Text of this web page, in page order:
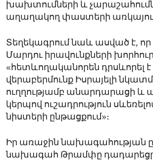
խախտումների և
աղաղակող փաստերի
Տեղեկագրում նաև ասված է,
Մարդու իրավունքների
«հետևողականորեն դրսևորել
վերաբերմունք Իսրայելի
ուղղությամբ անարդարացի
կերպով ուշադրություն
նիստերի ընթացքում»։
Իր առաջին նախագահության
նախագահ Թրամփը դադարեցրել